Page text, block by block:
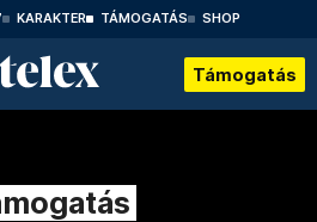
KARAKTER TÁMOGATÁS SHOP
Támogatás